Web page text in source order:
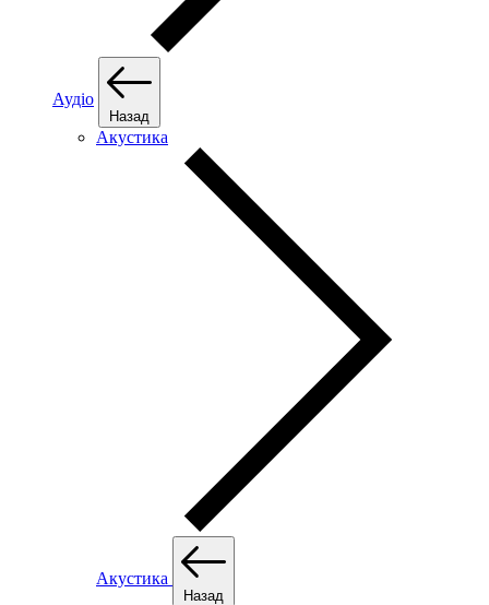
Аудіо
Назад
Акустика
Акустика
Назад